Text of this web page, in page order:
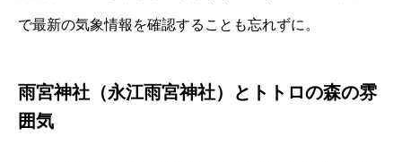
で最新の気象情報を確認することも忘れずに。
雨宮神社（永江雨宮神社）とトトロの森の雰
囲気